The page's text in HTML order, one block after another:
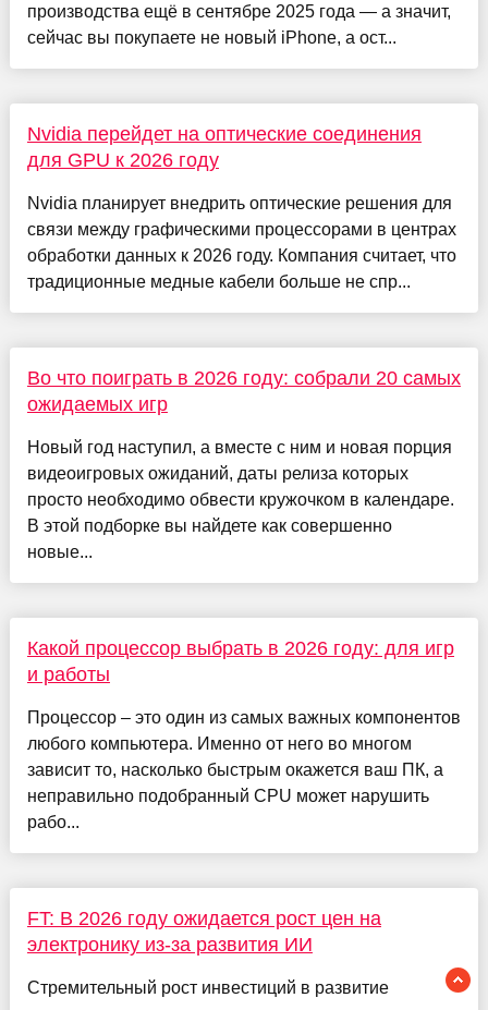
производства ещё в сентябре 2025 года — а значит,
сейчас вы покупаете не новый iPhone, а ост...
Nvidia перейдет на оптические соединения
для GPU к 2026 году
Nvidia планирует внедрить оптические решения для
связи между графическими процессорами в центрах
обработки данных к 2026 году. Компания считает, что
традиционные медные кабели больше не спр...
Во что поиграть в 2026 году: собрали 20 самых
ожидаемых игр
Новый год наступил, а вместе с ним и новая порция
видеоигровых ожиданий, даты релиза которых
просто необходимо обвести кружочком в календаре.
В этой подборке вы найдете как совершенно
новые...
Какой процессор выбрать в 2026 году: для игр
и работы
Процессор – это один из самых важных компонентов
любого компьютера. Именно от него во многом
зависит то, насколько быстрым окажется ваш ПК, а
неправильно подобранный CPU может нарушить
рабо...
FT: В 2026 году ожидается рост цен на
электронику из-за развития ИИ
Стремительный рост инвестиций в развитие